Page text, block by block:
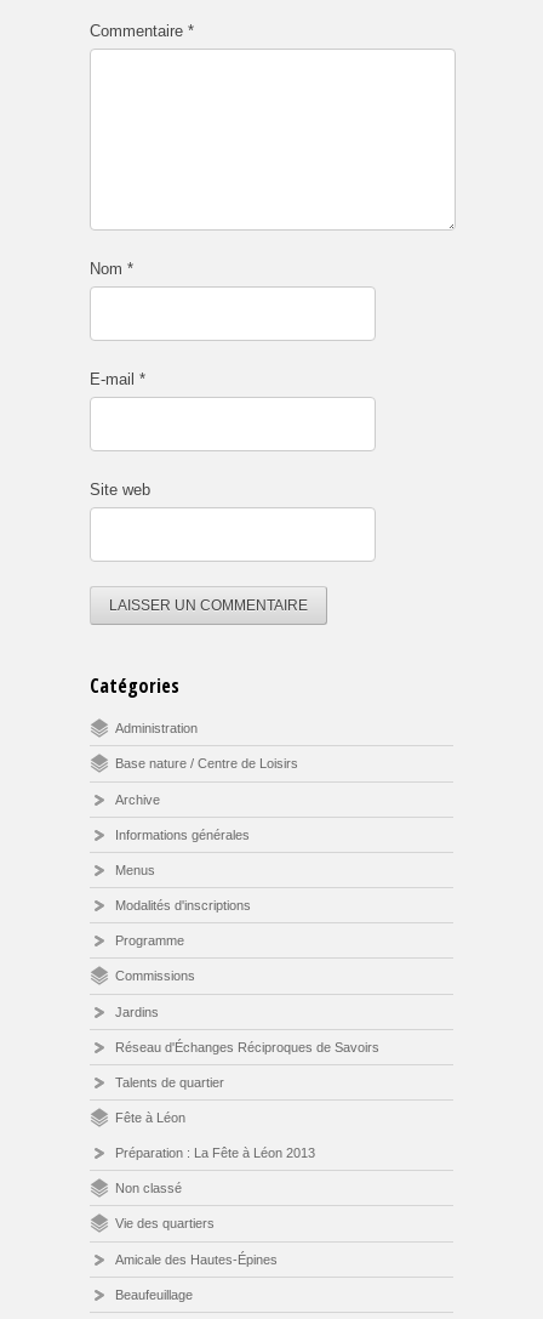
Commentaire *
Nom *
E-mail *
Site web
Catégories
Administration
Base nature / Centre de Loisirs
Archive
Informations générales
Menus
Modalités d'inscriptions
Programme
Commissions
Jardins
Réseau d'Échanges Réciproques de Savoirs
Talents de quartier
Fête à Léon
Préparation : La Fête à Léon 2013
Non classé
Vie des quartiers
Amicale des Hautes-Épines
Beaufeuillage